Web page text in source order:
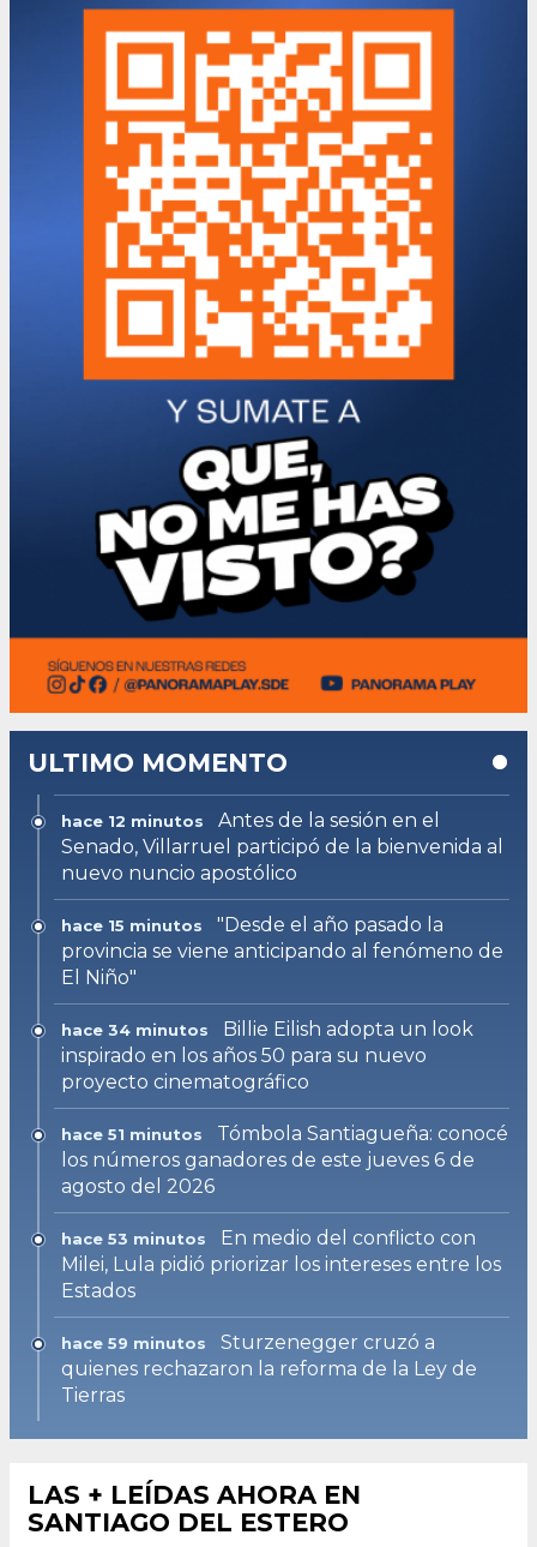
ULTIMO MOMENTO
hace 12 minutos
Antes de la sesión en el
Senado, Villarruel participó de la bienvenida al
nuevo nuncio apostólico
hace 15 minutos
"Desde el año pasado la
provincia se viene anticipando al fenómeno de
El Niño"
hace 34 minutos
Billie Eilish adopta un look
inspirado en los años 50 para su nuevo
proyecto cinematográfico
hace 51 minutos
Tómbola Santiagueña: conocé
los números ganadores de este jueves 6 de
agosto del 2026
hace 53 minutos
En medio del conflicto con
Milei, Lula pidió priorizar los intereses entre los
Estados
hace 59 minutos
Sturzenegger cruzó a
quienes rechazaron la reforma de la Ley de
Tierras
LAS + LEÍDAS AHORA EN
SANTIAGO DEL ESTERO